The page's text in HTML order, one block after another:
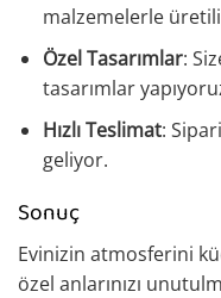
malzemelerle
Özel Tasarımlar:
tasarımlar
Hızlı Teslimat:
geliyor.
Sonuç
Evinizin atmosferini
özel anlarınızı